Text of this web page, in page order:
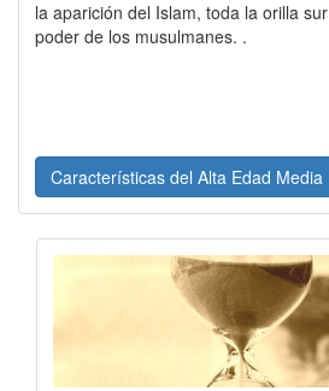
la aparición del Islam, toda la orilla
poder de los musulmanes. .
Características del Alta Edad Media